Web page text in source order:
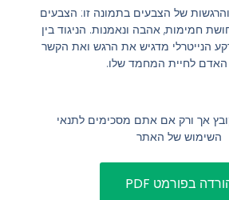
לאפס
האפשרויות
של הצבעים בתמונה זו: הצבעים
חמימות, אהבה ונאמנות. הניגוד בין
הנייטרלי מדגיש את הרגש ואת הקשר
האדם לחיית המחמד שלו.
אך ורק אם אתם מסכימים לתנאי
השימוש של האתר